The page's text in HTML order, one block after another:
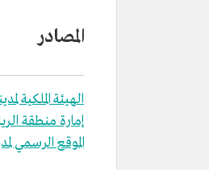
المصادر
الهيئة الملكية
إمارة منطقة
الموقع الرسمي